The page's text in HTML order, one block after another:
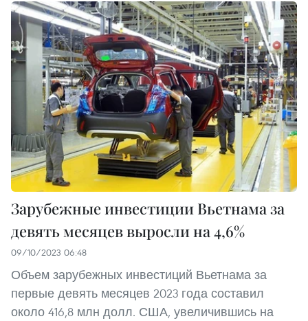
Зарубежные инвестиции Вьетнама за
девять месяцев выросли на 4,6%
09/10/2023 06:48
Объем зарубежных инвестиций Вьетнама за
первые девять месяцев 2023 года составил
около 416,8 млн долл. США, увеличившись на